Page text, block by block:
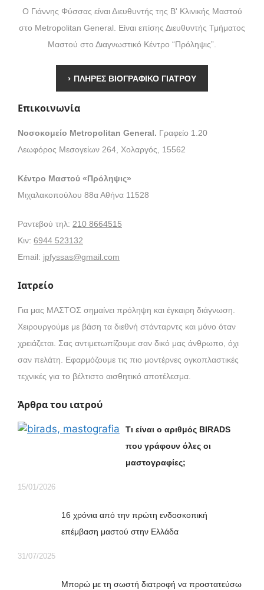
Ο Γιάννης Φύσσας είναι Διευθυντής της Β' Κλινικής Μαστού
στο Metropolitan General. Είναι επίσης Διευθυντής Τμήματος
Μαστού στο Διαγνωστικό Κέντρο “Πρόληψις”.
› ΠΛΗΡΕΣ ΒΙΟΓΡΑΦΙΚΟ ΓΙΑΤΡΟΥ
Επικοινωνία
Νοσοκομείο Metropolitan General. Γραφείο 1.20
Λεωφόρος Μεσογείων 264, Χολαργός, 15562
Κέντρο Μαστού «Πρόληψις»
Μιχαλακοπούλου 88α Αθήνα 11528
Ραντεβού τηλ: 210 8664515
Κιν: 6944 523132
Email: jpfyssas@gmail.com
Ιατρείο
Για μας ΜΑΣΤΟΣ σημαίνει πρόληψη και έγκαιρη διάγνωση.
Χειρουργούμε με βάση τα διεθνή στάνταρντς και μόνο όταν
χρειάζεται. Σας αντιμετωπίζουμε σαν δικό μας άνθρωπο, όχι
σαν πελάτη. Εφαρμόζουμε τις πιο μοντέρνες ογκοπλαστικές
τεχνικές για το βέλτιστο αισθητικό αποτέλεσμα.
Άρθρα του ιατρού
Τι είναι ο αριθμός BIRADS
που γράφουν όλες οι
μαστογραφίες;
15/01/2026
16 χρόνια από την πρώτη ενδοσκοπική
επέμβαση μαστού στην Ελλάδα
31/07/2025
Μπορώ με τη σωστή διατροφή να προστατεύσω